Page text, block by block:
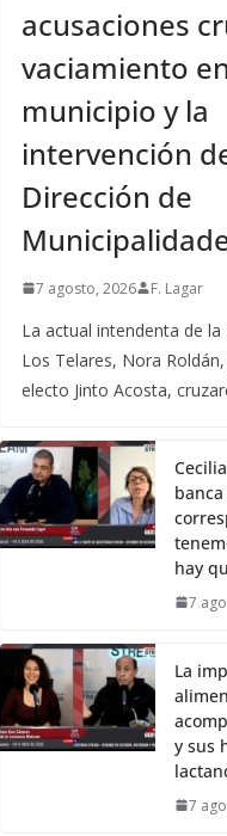
acusaciones
vaciamiento
municipio y la
intervención
Dirección de
7 agosto, 2026 F. Lagar
La actual intendenta de la
Los Telares, Nora
electo Jinto Acosta,
hay
7
La
y sus
7